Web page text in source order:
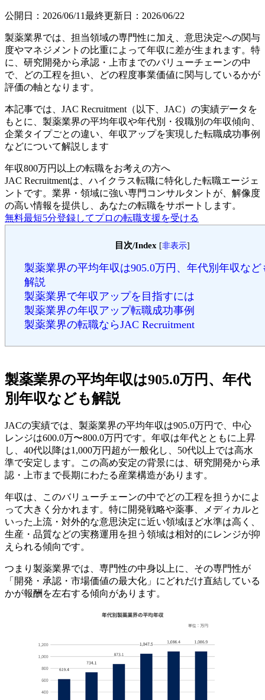
公開日： 2026/06/11最終更新日： 2026/06/22
製薬業界では、担当領域の専門性に加え、意思決定への関与
度やマネジメントの比重によって年収に差が生まれます。特
に、研究開発から承認・上市までのバリューチェーンの中
で、どの工程を担い、どの程度事業価値に関与しているかが
評価の軸となります。
本記事では、JAC Recruitment（以下、JAC）の実績データを
もとに、製薬業界の平均年収や年代別・役職別の年収傾向、
企業タイプごとの違い、年収アップを実現した転職成功事例
などについて解説します
年収800万円以上の転職をお考えの方へ
JAC Recruitmentは、ハイクラス転職に特化した転職エージェ
ントです。 業界・領域に強い専門コンサルタントが、解像度
の高い情報を提供し、あなたの転職をサポートします。
無料最短5分登録してプロの転職支援を受ける
目次/Index [非表示]
製薬業界の平均年収は905.0万円、年代別年収など
解説
製薬業界で年収アップを目指すには
製薬業界の年収アップ転職成功事例
製薬業界の転職ならJAC Recruitment
製薬業界の平均年収は905.0万円、年代
別年収なども解説
JACの実績では、製薬業界の平均年収は905.0万円で、中心
レンジは600.0万〜800.0万円です。年収は年代とともに上昇
し、40代以降は1,000万円超が一般化し、50代以上では高水
準で安定します。この高め安定の背景には、研究開発から承
認・上市まで長期にわたる産業構造があります。
年収は、このバリューチェーンの中でどの工程を担うかによ
って大きく分かれます。特に開発戦略や薬事、メディカルと
いった上流・対外的な意思決定に近い領域ほど水準は高く、
生産・品質などの実務運用を担う領域は相対的にレンジが抑
えられる傾向です。
つまり製薬業界では、専門性の中身以上に、その専門性が
「開発・承認・市場価値の最大化」にどれだけ直結している
かが報酬を左右する傾向があります。